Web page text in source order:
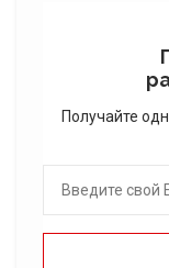
Получайте